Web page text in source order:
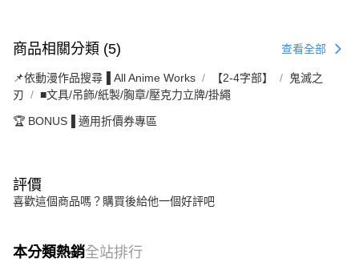
商品相關分類 (5) 查看全部
📌依動漫作品搜尋▐ All Anime Works 【2-4字部】
鬼滅之
刃
■文具/吊飾/紙製/胸章/壓克力立牌/掛繩
🏆 BONUS▐ 適用折價券專區
評價
喜歡這個商品嗎？購買後給他一個好評吧
本分類熱銷全站排行